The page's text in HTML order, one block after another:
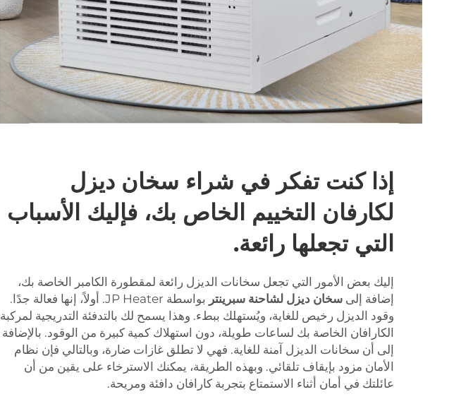
إذا كنت تفكر في شراء سخان ديزل
لكارفان التخييم الخاص بك، فإليك الأسباب
التي تجعلها رائعة.
إليك بعض الأمور التي تجعل سخانات الديزل رائعة لمقطورة الكامبر الخاصة بك،
إضافة إلى سخان ديزل لشاحنة سبرينتر
بواسطة JP Heater. أولاً، إنها فعالة جدًا.
وقود الديزل رخيص للغاية، ويُستهلك ببطء. وهذا يسمح لك بالتدفئة التدريجية لمركبة
الكارافان الخاصة بك لساعات طويلة، دون استهلاك كمية كبيرة من الوقود. بالإضافة
إلى أن سخانات الديزل آمنة للغاية. فهي لا تطلق غازات ضارة، وبالتالي فإن نظام
الأمان مزود بإيقاف تلقائي. وبهذه الطريقة، يمكنك الاسترخاء على يقين من أن
عائلتك في أمان أثناء الاستمتاع بتجربة كارافان دافئة ومريحة.